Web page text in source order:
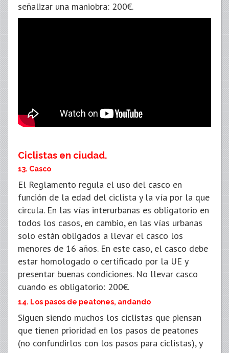
señalizar una maniobra: 200€.
Ciclistas en ciudad.
13. Casco
El Reglamento regula el uso del casco en
función de la edad del ciclista y la vía por la que
circula. En las vías interurbanas es obligatorio en
todos los casos, en cambio, en las vías urbanas
solo están obligados a llevar el casco los
menores de 16 años. En este caso, el casco debe
estar homologado o certificado por la UE y
presentar buenas condiciones. No llevar casco
cuando es obligatorio: 200€.
14. Los pasos de peatones, andando
Siguen siendo muchos los ciclistas que piensan
que tienen prioridad en los pasos de peatones
(no confundirlos con los pasos para ciclistas), y